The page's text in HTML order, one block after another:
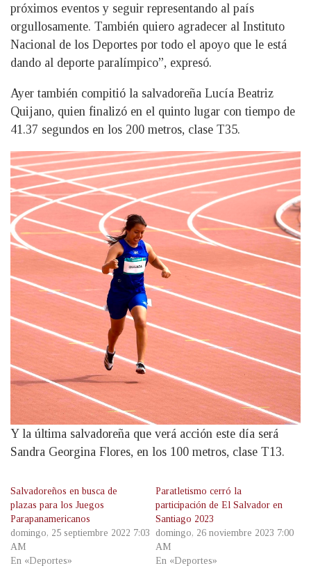
próximos eventos y seguir representando al país
orgullosamente. También quiero agradecer al Instituto
Nacional de los Deportes por todo el apoyo que le está
dando al deporte paralímpico”, expresó.
Ayer también compitió la salvadoreña Lucía Beatriz
Quijano, quien finalizó en el quinto lugar con tiempo de
41.37 segundos en los 200 metros, clase T35.
Y la última salvadoreña que verá acción este día será
Sandra Georgina Flores, en los 100 metros, clase T13.
Salvadoreños en busca de
plazas para los Juegos
Parapanamericanos
domingo, 25 septiembre 2022 7:03
AM
En «Deportes»
Paratletismo cerró la
participación de El Salvador en
Santiago 2023
domingo, 26 noviembre 2023 7:00
AM
En «Deportes»